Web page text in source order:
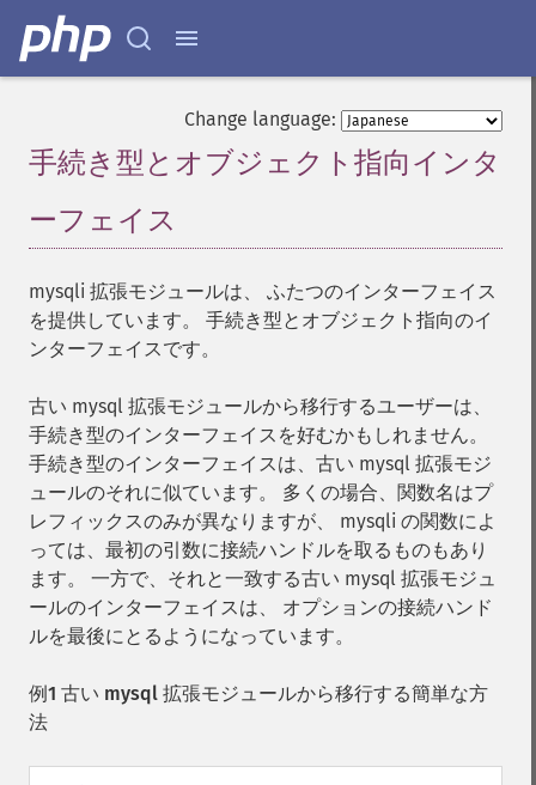
Change language:
手続き型とオブジェクト指向インタ
ーフェイス
mysqli 拡張モジュールは、 ふたつのインターフェイス
を提供しています。 手続き型とオブジェクト指向のイ
ンターフェイスです。
古い mysql 拡張モジュールから移行するユーザーは、
手続き型のインターフェイスを好むかもしれません。
手続き型のインターフェイスは、古い mysql 拡張モジ
ュールのそれに似ています。 多くの場合、関数名はプ
レフィックスのみが異なりますが、 mysqli の関数によ
っては、最初の引数に接続ハンドルを取るものもあり
ます。 一方で、それと一致する古い mysql 拡張モジュ
ールのインターフェイスは、 オプションの接続ハンド
ルを最後にとるようになっています。
例1 古い mysql 拡張モジュールから移行する簡単な方
法